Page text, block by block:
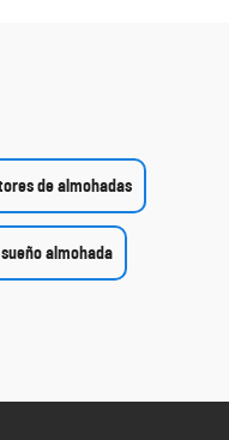
de almohadas
almohada